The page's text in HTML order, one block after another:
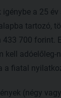
a 25
tartozó,
700
kell
fiatal
(négy